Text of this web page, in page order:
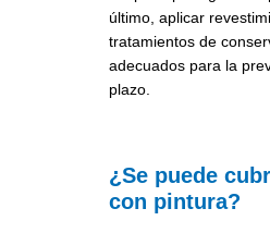
último, aplicar
tratamientos de
adecuados para la
plazo.
¿Se puede
con pintura?